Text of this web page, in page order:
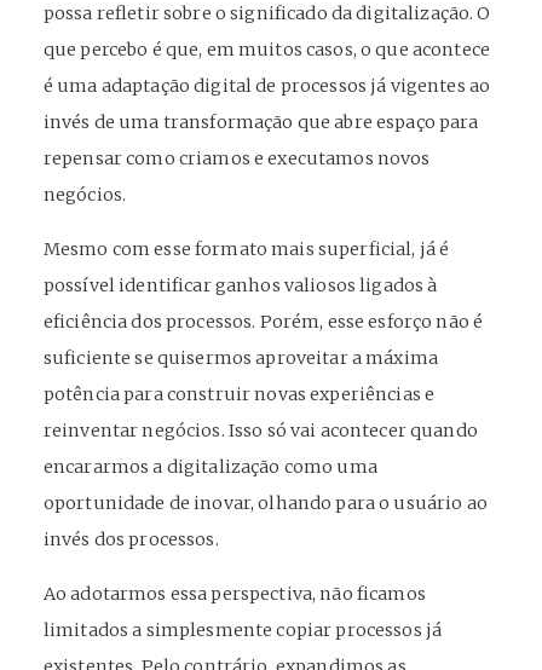
possa refletir sobre o significado da digitalização. O
que percebo é que, em muitos casos, o que acontece
é uma adaptação digital de processos já vigentes ao
invés de uma transformação que abre espaço para
repensar como criamos e executamos novos
negócios.
Mesmo com esse formato mais superficial, já é
possível identificar ganhos valiosos ligados à
eficiência dos processos. Porém, esse esforço não é
suficiente se quisermos aproveitar a máxima
potência para construir novas experiências e
reinventar negócios. Isso só vai acontecer quando
encararmos a digitalização como uma
oportunidade de inovar, olhando para o usuário ao
invés dos processos.
Ao adotarmos essa perspectiva, não ficamos
limitados a simplesmente copiar processos já